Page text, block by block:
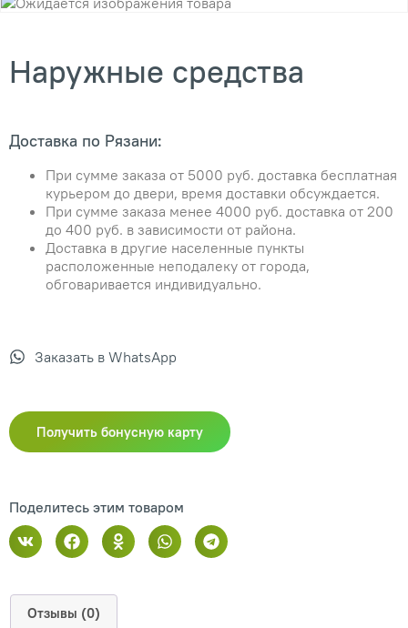
Наружные средства
Доставка по Рязани:
При сумме заказа от 5000 руб. доставка бесплатная
курьером до двери, время доставки обсуждается.
При сумме заказа менее 4000 руб. доставка от 200
до 400 руб. в зависимости от района.
Доставка в другие населенные пункты
расположенные неподалеку от города,
обговаривается индивидуально.
Заказать в WhatsApp
Получить бонусную карту
Поделитесь этим товаром
Отзывы (0)